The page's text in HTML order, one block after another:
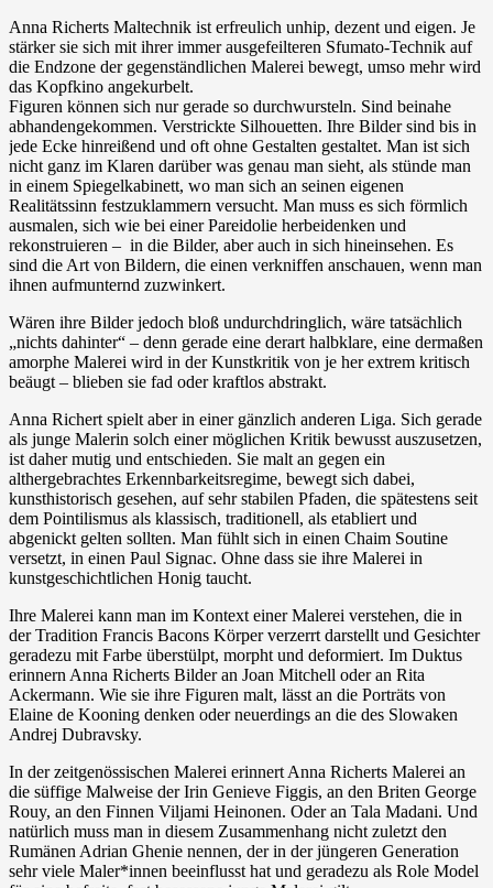
Anna Richerts Maltechnik ist erfreulich unhip, dezent und eigen. Je
stärker sie sich mit ihrer immer ausgefeilteren Sfumato-Technik auf
die Endzone der gegenständlichen Malerei bewegt, umso mehr wird
das Kopfkino angekurbelt.
Figuren können sich nur gerade so durchwursteln. Sind beinahe
abhandengekommen. Verstrickte Silhouetten. Ihre Bilder sind bis in
jede Ecke hinreißend und oft ohne Gestalten gestaltet. Man ist sich
nicht ganz im Klaren darüber was genau man sieht, als stünde man
in einem Spiegelkabinett, wo man sich an seinen eigenen
Realitätssinn festzuklammern versucht. Man muss es sich förmlich
ausmalen, sich wie bei einer Pareidolie herbeidenken und
rekonstruieren – in die Bilder, aber auch in sich hineinsehen. Es
sind die Art von Bildern, die einen verkniffen anschauen, wenn man
ihnen aufmunternd zuzwinkert.
Wären ihre Bilder jedoch bloß undurchdringlich, wäre tatsächlich
„nichts dahinter“ – denn gerade eine derart halbklare, eine dermaßen
amorphe Malerei wird in der Kunstkritik von je her extrem kritisch
beäugt – blieben sie fad oder kraftlos abstrakt.
Anna Richert spielt aber in einer gänzlich anderen Liga. Sich gerade
als junge Malerin solch einer möglichen Kritik bewusst auszusetzen,
ist daher mutig und entschieden. Sie malt an gegen ein
althergebrachtes Erkennbarkeitsregime, bewegt sich dabei,
kunsthistorisch gesehen, auf sehr stabilen Pfaden, die spätestens seit
dem Pointilismus als klassisch, traditionell, als etabliert und
abgenickt gelten sollten. Man fühlt sich in einen Chaim Soutine
versetzt, in einen Paul Signac. Ohne dass sie ihre Malerei in
kunstgeschichtlichen Honig taucht.
Ihre Malerei kann man im Kontext einer Malerei verstehen, die in
der Tradition Francis Bacons Körper verzerrt darstellt und Gesichter
geradezu mit Farbe überstülpt, morpht und deformiert. Im Duktus
erinnern Anna Richerts Bilder an Joan Mitchell oder an Rita
Ackermann. Wie sie ihre Figuren malt, lässt an die Porträts von
Elaine de Kooning denken oder neuerdings an die des Slowaken
Andrej Dubravsky.
In der zeitgenössischen Malerei erinnert Anna Richerts Malerei an
die süffige Malweise der Irin Genieve Figgis, an den Briten George
Rouy, an den Finnen Viljami Heinonen. Oder an Tala Madani. Und
natürlich muss man in diesem Zusammenhang nicht zuletzt den
Rumänen Adrian Ghenie nennen, der in der jüngeren Generation
sehr viele Maler*innen beeinflusst hat und geradezu als Role Model